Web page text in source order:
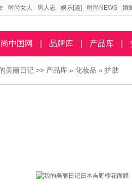
时尚女人 男人志 娱乐[趣] 时尚NEWS 婚
中国网 品牌库 产品库
美丽日记 >> 产品库 » 化妆品 » 护肤